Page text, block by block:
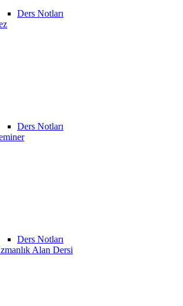
Ders Notları
Ders Notları
Ders Notları
Alan Dersi